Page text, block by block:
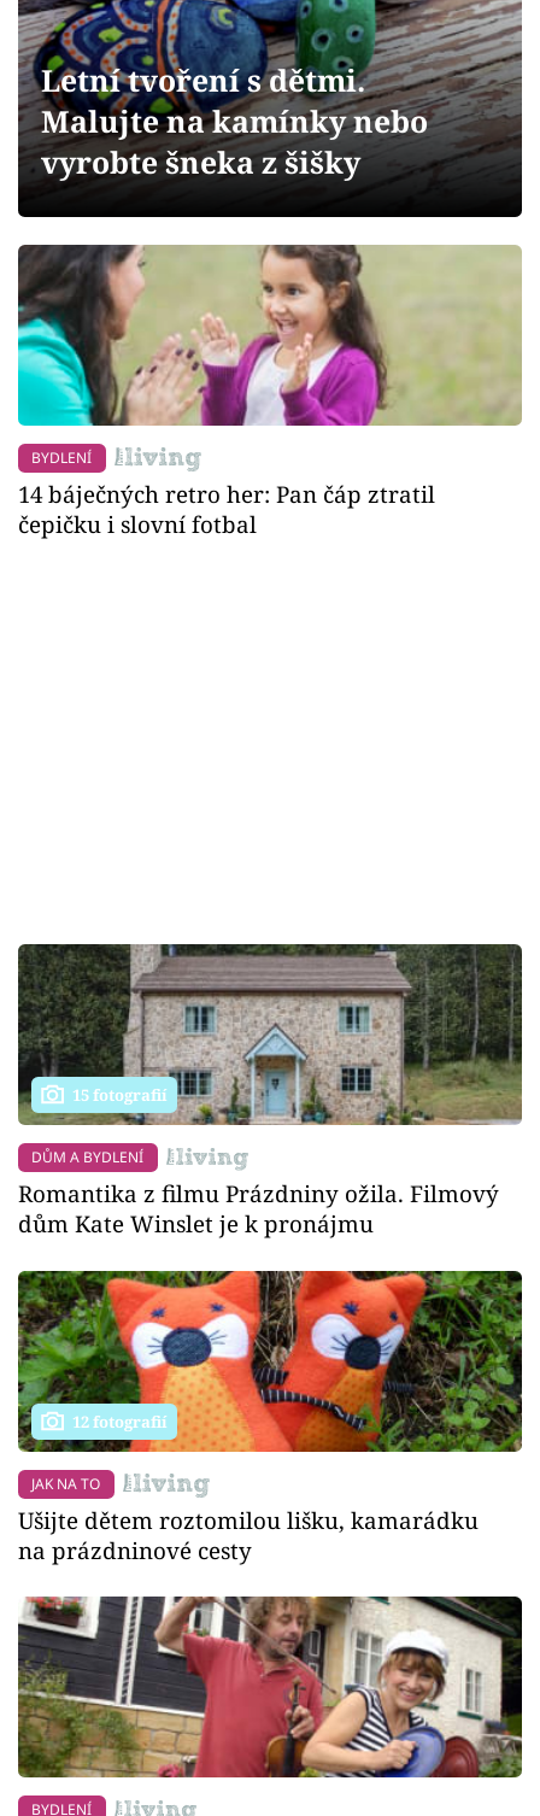
Přihlášení
Sledujte nás
Letní tvoření s dětmi.
Malujte na kamínky nebo
vyrobte šneka z šišky
BYDLENÍ
14 báječných retro her: Pan čáp ztratil
čepičku i slovní fotbal
15 fotografií
DŮM A BYDLENÍ
Romantika z filmu Prázdniny ožila. Filmový
dům Kate Winslet je k pronájmu
12 fotografií
JAK NA TO
Ušijte dětem roztomilou lišku, kamarádku
na prázdninové cesty
BYDLENÍ